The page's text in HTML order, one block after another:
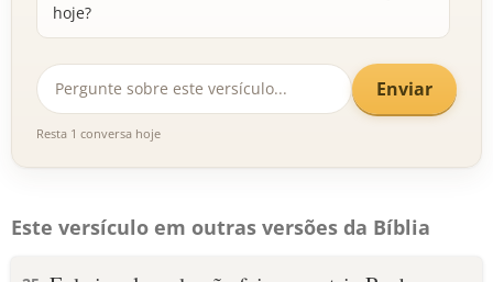
hoje?
Enviar
Resta 1 conversa hoje
Este versículo em outras versões da Bíblia